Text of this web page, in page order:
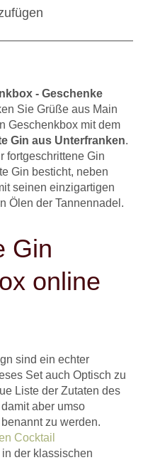
- Geschenke
Sie Grüße aus Main
Geschenkbox mit dem
Gin aus Unterfranken.
fortgeschrittene Gin
Gin besticht, neben
seinen einzigartigen
Ölen der Tannennadel.
Gin
online
sind ein echter
Set auch Optisch zu
Liste der Zutaten des
aber umso
zu werden.
Cocktail
der klassischen